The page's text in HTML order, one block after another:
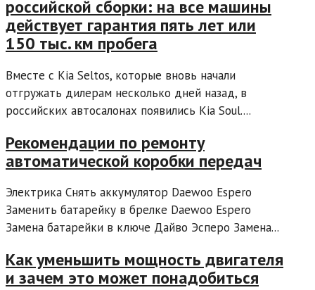
российской сборки: на все машины
действует гарантия пять лет или
150 тыс. км пробега
Вместе с Kia Seltos, которые вновь начали
отгружать дилерам несколько дней назад, в
российских автосалонах появились Kia Soul....
Рекомендации по ремонту
автоматической коробки передач
Электрика Снять аккумулятор Daewoo Espero
Заменить батарейку в брелке Daewoo Espero
Замена батарейки в ключе Дайво Эсперо Замена...
Как уменьшить мощность двигателя
и зачем это может понадобиться